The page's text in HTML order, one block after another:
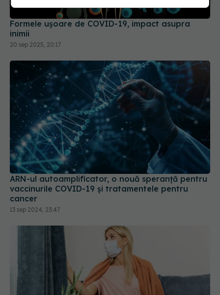
20 sep 2025, 20:17
ARN-ul autoamplificator, o nouă speranță pentru
vaccinurile COVID-19 și tratamentele pentru
cancer
13 sep 2024, 23:47